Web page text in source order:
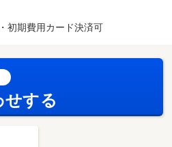
初期費用カード決済可
せする